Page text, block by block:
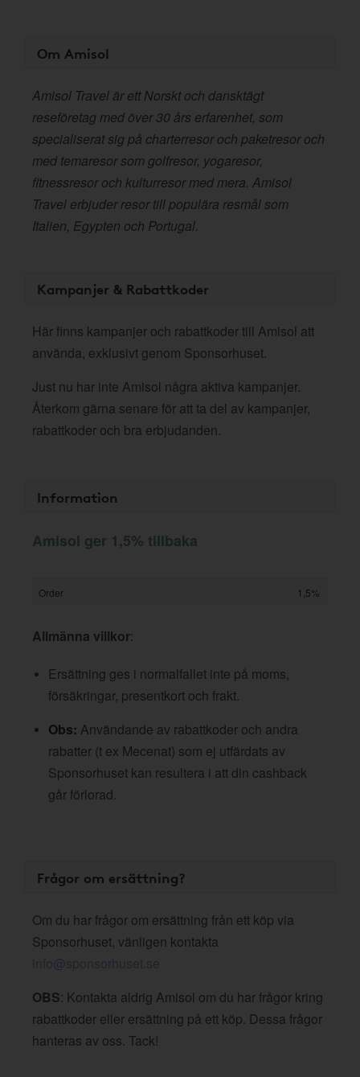
Om Amisol
Amisol Travel är ett Norskt och dansktägt
reseföretag med över 30 års erfarenhet, som
specialiserat sig på charterresor och paketresor och
med temaresor som golfresor, yogaresor,
fitnessresor och kulturresor med mera. Amisol
Travel erbjuder resor till populära resmål som
Italien, Egypten och Portugal.
Kampanjer & Rabattkoder
Här finns kampanjer och rabattkoder till Amisol att
använda, exklusivt genom Sponsorhuset.
Just nu har inte Amisol några aktiva kampanjer.
Återkom gärna senare för att ta del av kampanjer,
rabattkoder och bra erbjudanden.
Information
Amisol ger 1,5% tillbaka
Order 1,5%
Allmänna villkor:
Ersättning ges i normalfallet inte på moms,
försäkringar, presentkort och frakt.
Obs: Användande av rabattkoder och andra
rabatter (t ex Mecenat) som ej utfärdats av
Sponsorhuset kan resultera i att din cashback
går förlorad.
Frågor om ersättning?
Om du har frågor om ersättning från ett köp via
Sponsorhuset, vänligen kontakta
info@sponsorhuset.se
OBS: Kontakta aldrig Amisol om du har frågor kring
rabattkoder eller ersättning på ett köp. Dessa frågor
hanteras av oss. Tack!